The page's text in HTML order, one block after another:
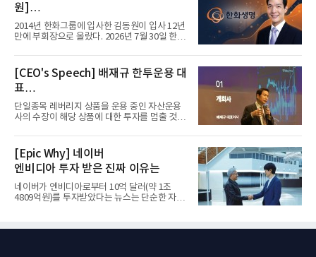
원]
입사 12년 만에 금융계열 수장 등극
2014년 한화그룹에 입사한 김동원이 입사 12년
만에 부회장으로 올랐다. 2026년 7월 30일 한화
[CEO's Speech] 배재규 한투운용 대
표
“개별종목 레버리지 투자 지금이라도
멈춰라”
단일종목 레버리지 상품을 운용 중인 자산운용
사의 수장이 해당 상품에 대한 투자를 멈출 것을
[Epic Why] 네이버
엔비디아 투자 받은 진짜 이유는
네이버가 엔비디아로부터 10억 달러(약 1조
4809억원)를 투자받았다는 뉴스는 단순한 자금